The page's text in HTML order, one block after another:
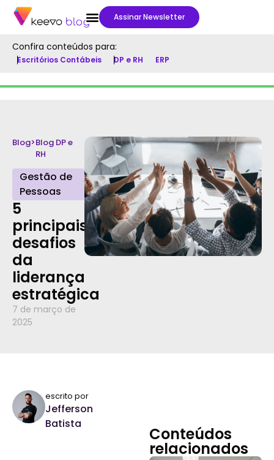
Assinar Newsletter
Confira conteúdos para:
Escritórios Contábeis DP e RH ERP
Blog>Blog DP e
RH
Gestão de
Pessoas
5
principais
desafios
da
liderança
estratégica
7 de março de
2025
escrito por
Jefferson
Batista
Conteúdos
relacionados